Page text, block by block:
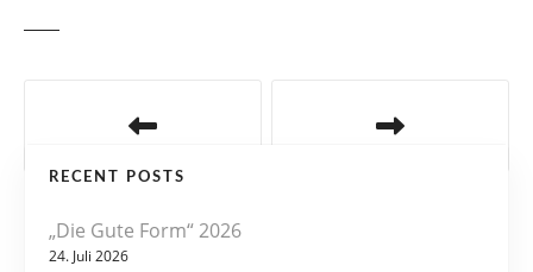
RECENT POSTS
„Die Gute Form“ 2026
24. Juli 2026